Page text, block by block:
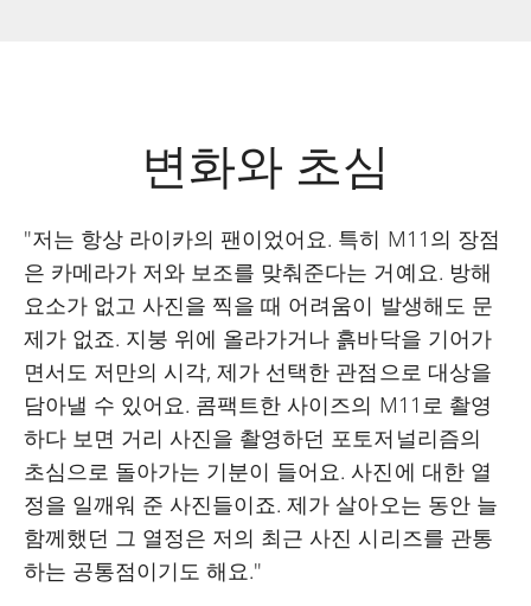
변화와 초심
"저는 항상 라이카의 팬이었어요. 특히 M11의 장점
은 카메라가 저와 보조를 맞춰준다는 거예요. 방해
요소가 없고 사진을 찍을 때 어려움이 발생해도 문
제가 없죠. 지붕 위에 올라가거나 흙바닥을 기어가
면서도 저만의 시각, 제가 선택한 관점으로 대상을
담아낼 수 있어요. 콤팩트한 사이즈의 M11로 촬영
하다 보면 거리 사진을 촬영하던 포토저널리즘의
초심으로 돌아가는 기분이 들어요. 사진에 대한 열
정을 일깨워 준 사진들이죠. 제가 살아오는 동안 늘
함께했던 그 열정은 저의 최근 사진 시리즈를 관통
하는 공통점이기도 해요."